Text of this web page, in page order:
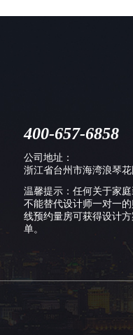
400-657-6858
公司地址：
浙江省台州市海湾浪琴
温馨提示：任何关于家
不能替代设计师一对一
线预约量房可获得设计
单。